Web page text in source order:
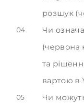
розшук
04
Чи
(червона
та
вартою в
05
Чи